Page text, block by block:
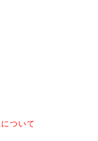
ついて